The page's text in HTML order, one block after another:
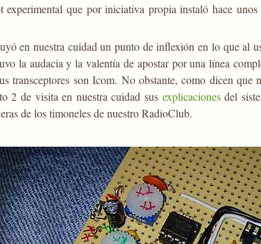
experimental que por iniciativa propia instaló hace
en nuestra cuidad un punto de inflexión en lo que al
la audacia y la valentía de apostar por una línea
transceptores son Icom. No obstante, como dicen que
2 de visita en nuestra cuidad sus explicacionesdel
de los timoneles de nuestro RadioClub.